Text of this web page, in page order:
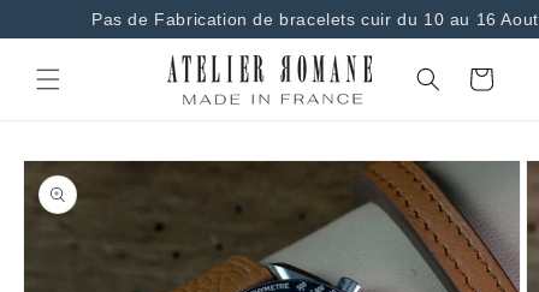
Pas de Fabrication de bracelets cuir du 10 au 16
contenu
Panier
Passer aux
informations
produits